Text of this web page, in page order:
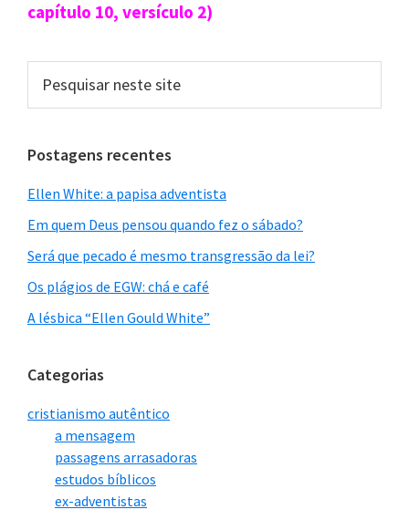
capítulo 10, versículo 2)
neste
Postagens recentes
Ellen White: a papisa adventista
Em quem Deus pensou quando fez o sábado?
Será que pecado é mesmo transgressão da lei?
Os plágios de EGW: chá e café
A lésbica “Ellen Gould White”
Categorias
cristianismo autêntico
a mensagem
passagens arrasadoras
estudos bíblicos
ex-adventistas